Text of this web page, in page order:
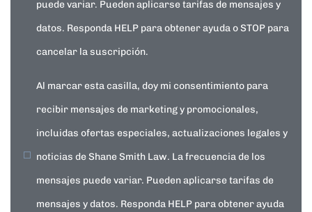
puede variar. Pueden aplicarse tarifas de mensajes y
datos. Responda HELP para obtener ayuda o STOP para
cancelar la suscripción.
Al marcar esta casilla, doy mi consentimiento para
recibir mensajes de marketing y promocionales,
incluidas ofertas especiales, actualizaciones legales y
noticias de Shane Smith Law. La frecuencia de los
mensajes puede variar. Pueden aplicarse tarifas de
mensajes y datos. Responda HELP para obtener ayuda